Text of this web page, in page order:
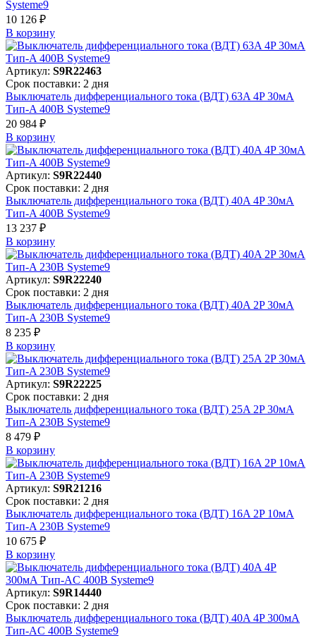
Systeme9
10 126 ₽
В корзинy
Артикул: S9R22463
Срок поставки: 2 дня
Выключатель дифференциального тока (ВДТ) 63A 4P 30мА
Тип-A 400В Systeme9
20 984 ₽
В корзинy
Артикул: S9R22440
Срок поставки: 2 дня
Выключатель дифференциального тока (ВДТ) 40A 4P 30мА
Тип-A 400В Systeme9
13 237 ₽
В корзинy
Артикул: S9R22240
Срок поставки: 2 дня
Выключатель дифференциального тока (ВДТ) 40A 2P 30мА
Тип-A 230В Systeme9
8 235 ₽
В корзинy
Артикул: S9R22225
Срок поставки: 2 дня
Выключатель дифференциального тока (ВДТ) 25A 2P 30мА
Тип-A 230В Systeme9
8 479 ₽
В корзинy
Артикул: S9R21216
Срок поставки: 2 дня
Выключатель дифференциального тока (ВДТ) 16A 2P 10мА
Тип-A 230В Systeme9
10 675 ₽
В корзинy
Артикул: S9R14440
Срок поставки: 2 дня
Выключатель дифференциального тока (ВДТ) 40A 4P 300мА
Тип-AC 400В Systeme9